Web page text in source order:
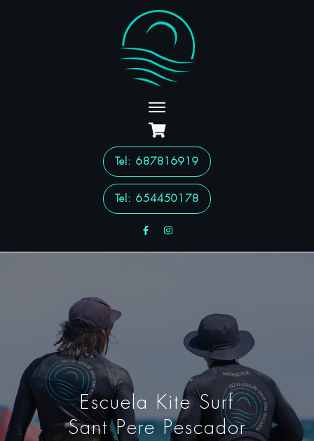
Tel: 687816919
Tel: 654450178
Escuela Kite Surf
Sant Pere Pescador